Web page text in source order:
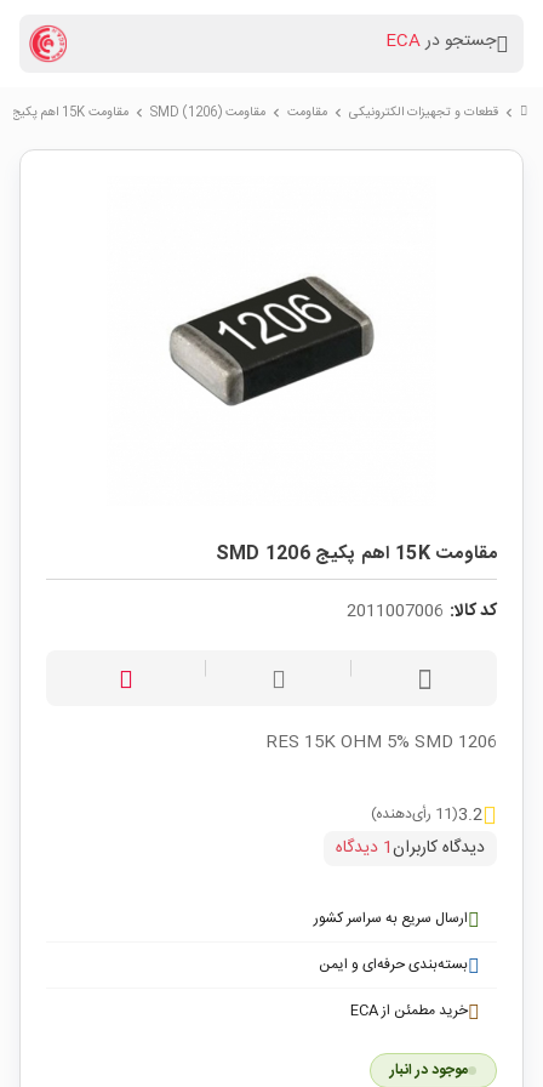
جستجو درECA
chevron_right قطعات و تجهیزات الکترونیکی chevron_right مقاومت chevron_right مقاومت (SMD (1206 chevron_right مقاومت 15K اهم پکیج SMD 1206
مقاومت 15K اهم پکیج SMD 1206
کد کالا: 2011007006
RES 15K OHM 5% SMD 1206
3.2(11 رأی‌دهنده)
دیدگاه کاربران1 دیدگاه
ارسال سریع به سراسر کشور
بسته‌بندی حرفه‌ای و ایمن
خرید مطمئن از ECA
موجود در انبار